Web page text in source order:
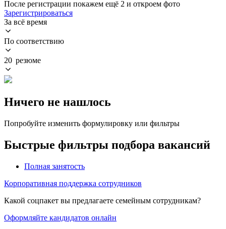
После регистрации покажем ещё 2 и откроем фото
Зарегистрироваться
За всё время
По соответствию
20 резюме
Ничего не нашлось
Попробуйте изменить формулировку или фильтры
Быстрые фильтры подбора вакансий
Полная занятость
Корпоративная поддержка сотрудников
Какой соцпакет вы предлагаете семейным сотрудникам?
Оформляйте кандидатов онлайн